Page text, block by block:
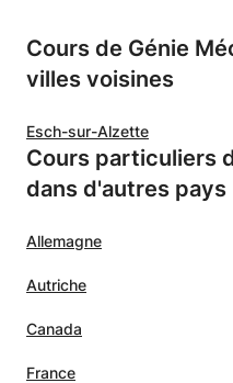
Cours de Génie
villes voisines
Esch-sur-Alzette
Cours particuliers
dans d'autres pays
Allemagne
Autriche
Canada
France